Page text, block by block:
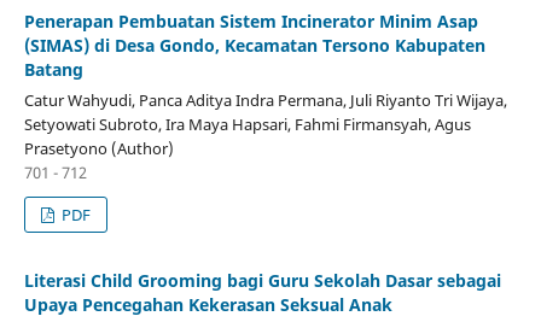
Penerapan Pembuatan Sistem Incinerator Minim Asap
(SIMAS) di Desa Gondo, Kecamatan Tersono Kabupaten
Batang
Catur Wahyudi, Panca Aditya Indra Permana, Juli Riyanto Tri Wijaya,
Setyowati Subroto, Ira Maya Hapsari, Fahmi Firmansyah, Agus
Prasetyono (Author)
701 - 712
PDF
Literasi Child Grooming bagi Guru Sekolah Dasar sebagai
Upaya Pencegahan Kekerasan Seksual Anak